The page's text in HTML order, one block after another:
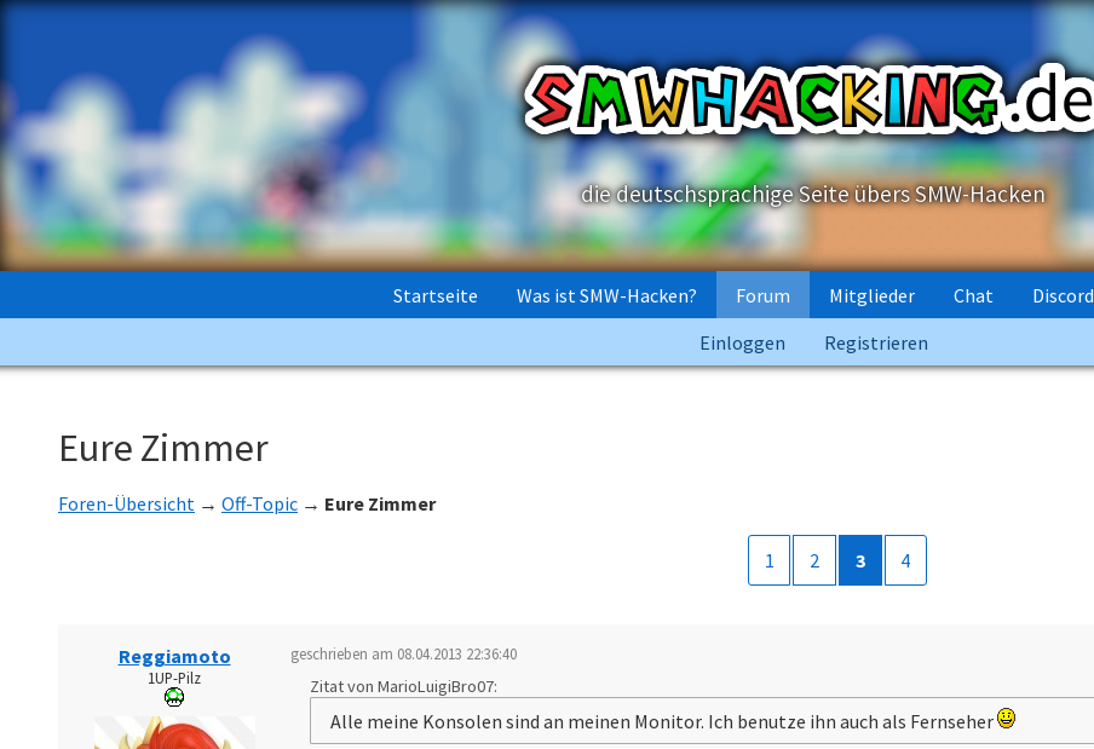
die deutschsprachige Seite übers SMW-Hacken
Startseite Was ist SMW-Hacken? Forum Mitglieder Chat Discord
Einloggen
Registrieren
Eure Zimmer
Foren-Übersicht → Off-Topic → Eure Zimmer
1 2 3 4
Reggiamoto
1UP-Pilz
geschrieben am 08.04.2013 22:36:40
Zitat von MarioLuigiBro07:
Alle meine Konsolen sind an meinen Monitor. Ich benutze ihn auch als Fernseher